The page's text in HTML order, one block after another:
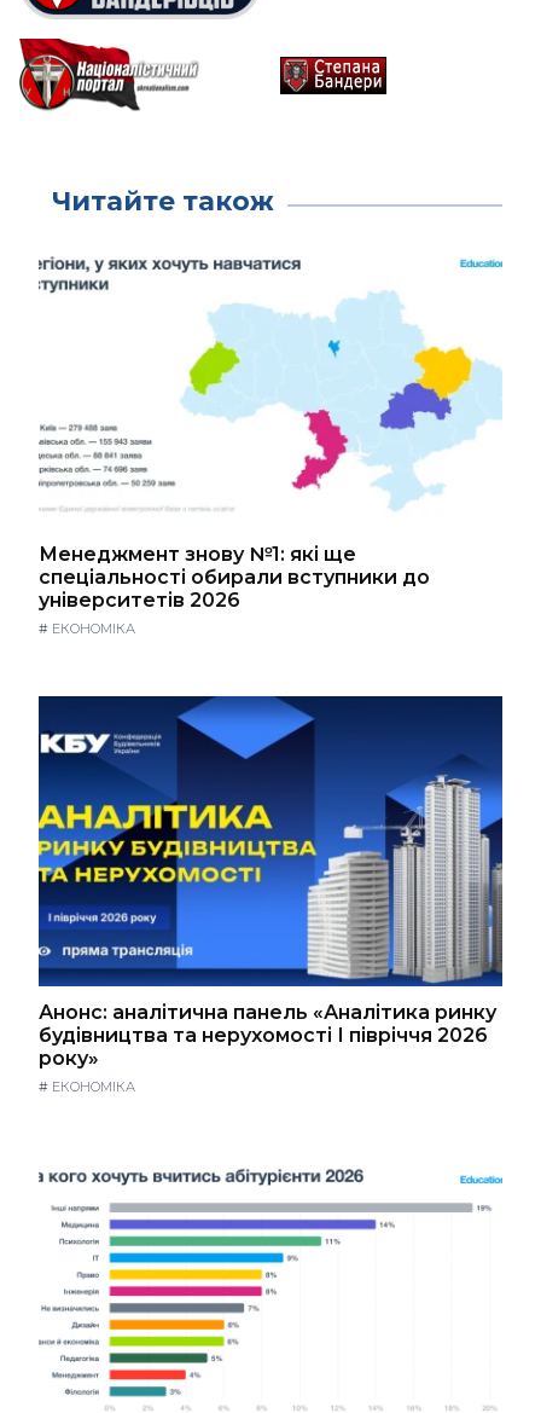
Читайте також
Менеджмент знову №1: які ще
спеціальності обирали вступники до
університетів 2026
# ЕКОНОМІКА
Анонс: аналітична панель «Аналітика ринку
будівництва та нерухомості І півріччя 2026
року»
# ЕКОНОМІКА